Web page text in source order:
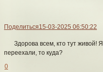
Поделиться15-03-2025 06:50:22
Здорова всем, кто тут живой!
переехали, то куда?
0